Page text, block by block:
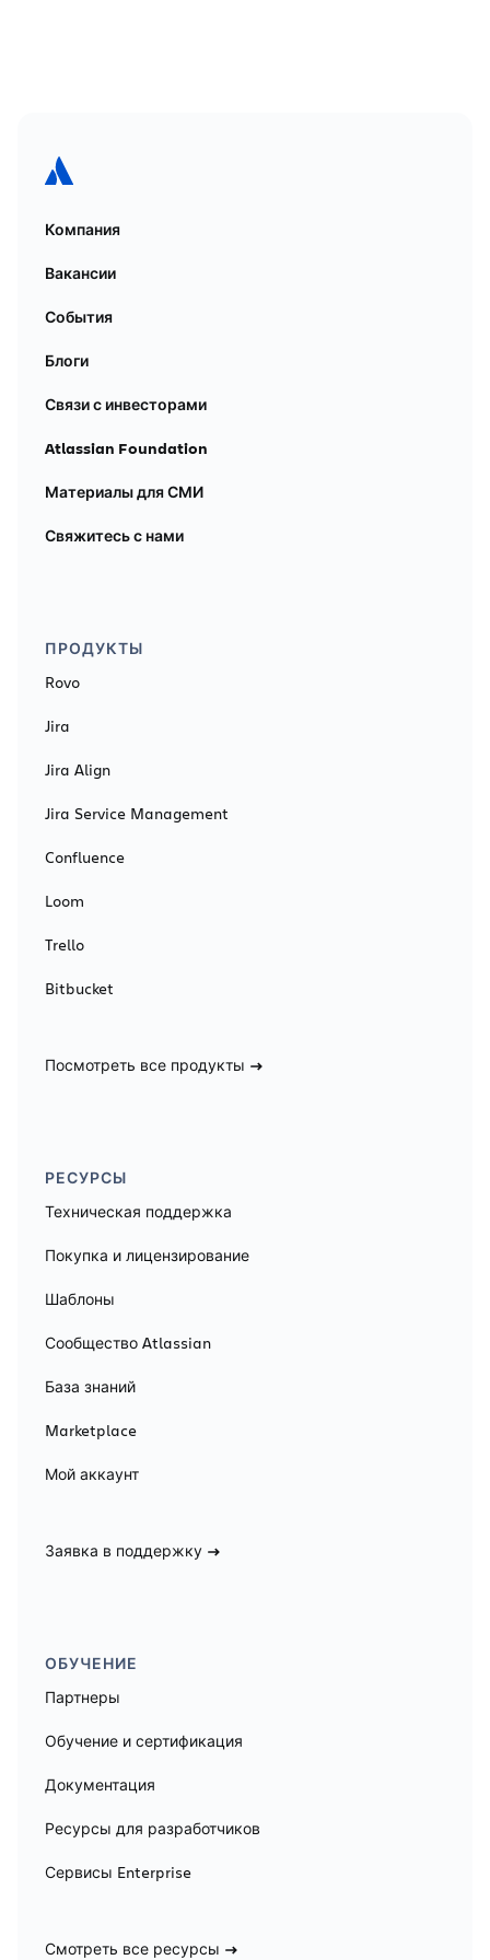
Компания
Вакансии
События
Блоги
Связи с инвесторами
Atlassian Foundation
Материалы для СМИ
Свяжитесь с нами
ПРОДУКТЫ
Rovo
Jira
Jira Align
Jira Service Management
Confluence
Loom
Trello
Bitbucket
Посмотреть все продукты
РЕСУРСЫ
Техническая поддержка
Покупка и лицензирование
Шаблоны
Сообщество Atlassian
База знаний
Marketplace
Мой аккаунт
Заявка в поддержку
ОБУЧЕНИЕ
Партнеры
Обучение и сертификация
Документация
Ресурсы для разработчиков
Сервисы Enterprise
Смотреть все ресурсы